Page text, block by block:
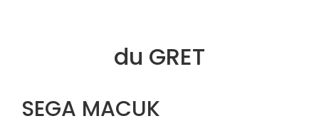
du GRET
SEGA MACUK